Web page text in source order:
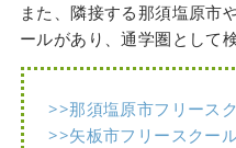
また、隣接する那須塩原市
ールがあり、通学圏として
>>那須塩原市フリース
>>矢板市フリースクー